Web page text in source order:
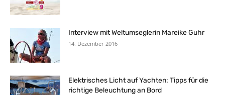
Interview mit Weltumseglerin Mareike Guhr
14. Dezember 2016
Elektrisches Licht auf Yachten: Tipps für die
richtige Beleuchtung an Bord